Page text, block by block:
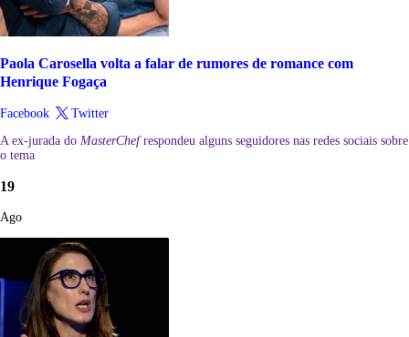
Paola Carosella volta a falar de rumores de romance com
Henrique Fogaça
Facebook
Twitter
A ex-jurada do MasterChefrespondeu alguns seguidores nas redes sociais sobre
o tema
19
Ago